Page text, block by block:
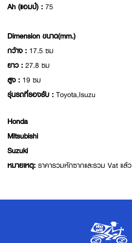
Ah (แอมป์) : 75
Dimension ขนาด(mm.)
กว้าง : 17.5 ซม
ยาว : 27.8 ซม
สูง : 19 ซม
รุ่นรถที่รองรับ : Toyota,Isuzu
Honda
Mitsubishi
Suzuki
หมายเหตุ: ราคารวมหักซากและรวม Vat แล้ว